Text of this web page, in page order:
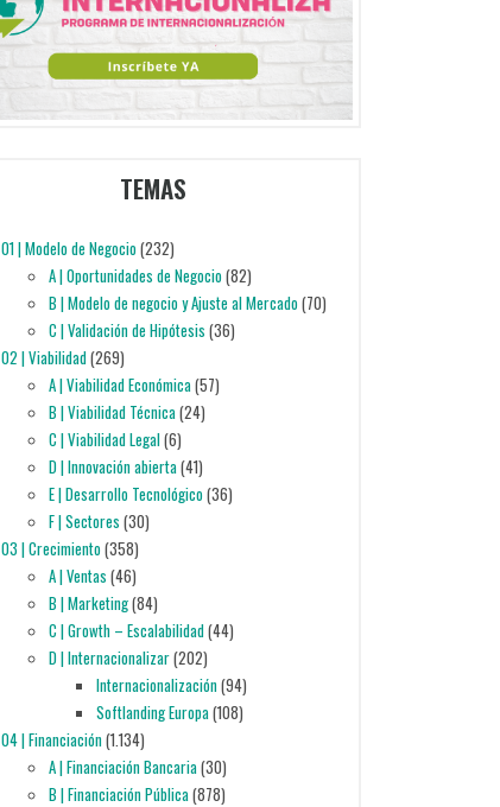
TEMAS
01 | Modelo de Negocio(232)
A | Oportunidades de Negocio(82)
B | Modelo de negocio y Ajuste al Mercado(70)
C | Validación de Hipótesis (36)
02 | Viabilidad(269)
A | Viabilidad Económica(57)
B | Viabilidad Técnica(24)
C | Viabilidad Legal(6)
D | Innovación abierta(41)
E | Desarrollo Tecnológico(36)
F | Sectores (30)
03 | Crecimiento(358)
A | Ventas (46)
B | Marketing(84)
C | Growth – Escalabilidad(44)
D | Internacionalizar(202)
Internacionalización(94)
Softlanding Europa(108)
04 | Financiación(1.134)
A | Financiación Bancaria(30)
B | Financiación Pública(878)